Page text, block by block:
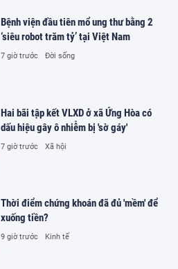
Bệnh viện đầu tiên mổ ung thư bằng 2
‘siêu robot trăm tỷ’ tại Việt Nam
7 giờ trước Đời sống
Hai bãi tập kết VLXD ở xã Ứng Hòa có
dấu hiệu gây ô nhiễm bị 'sờ gáy'
7 giờ trước Xã hội
Thời điểm chứng khoán đã đủ 'mềm' để
xuống tiền?
9 giờ trước Kinh tế